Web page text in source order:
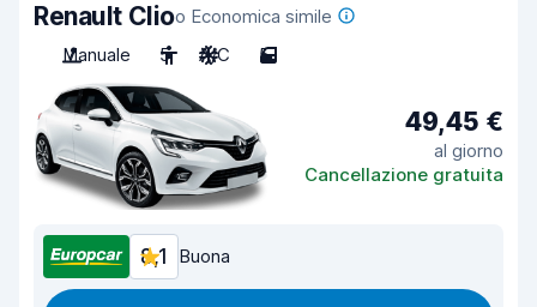
Renault Clioo Economica simile
Manuale
5 A/C 5
49,45 €
al giorno
Cancellazione gratuita
8,1 Buona